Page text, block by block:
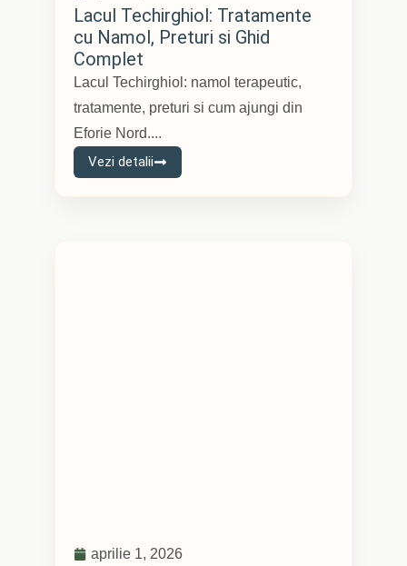
Lacul Techirghiol: Tratamente
cu Namol, Preturi si Ghid
Complet
Lacul Techirghiol: namol terapeutic,
tratamente, preturi si cum ajungi din
Eforie Nord....
Vezi detalii
aprilie 1, 2026